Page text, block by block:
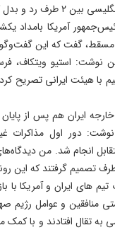
رد و بدل کردند.
آمریکا بامداد
مسقط، گفت که این
نوشت: استیو ویتکاف،
با هیئت ایرانی تصریح
ایران هم پس از
دور اول مذاکرات
انجام شد. من
تیم های ایران و آمریکا
منافقین و عوامل رژیم
به تقال افتادند و با